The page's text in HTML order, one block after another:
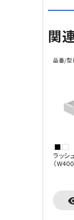
関
品番/型
ラッシ
（